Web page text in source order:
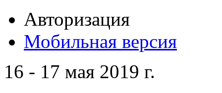
Авторизация
Мобильная версия
16 - 17 мая 2019 г.